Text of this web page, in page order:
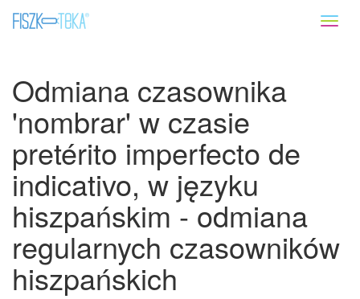
Odmiana czasownika
'nombrar' w czasie
pretérito imperfecto de
indicativo, w języku
hiszpańskim - odmiana
regularnych czasowników
hiszpańskich